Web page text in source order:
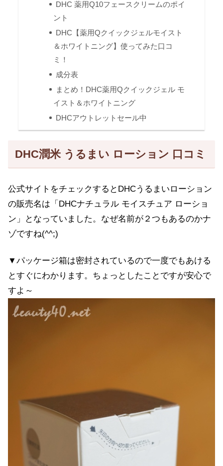
DHC 薬用Q10フェースクリームのポイ
ント
DHC【薬用Qクイックジェルモイスト
＆ホワイトニング】使ってみた口コ
ミ！
成分表
まとめ！DHC薬用Qクイックジェル モ
イスト＆ホワイトニング
DHCアウトレットセール中
DHC潤米 うるまい ローション 口コミ
公式サイトをチェックするとDHCうるまいローション
の販売名は「DHCナチュラル モイスチュア ローショ
ン」となっていました。なぜ名前が２つもあるのかナ
ゾですね(^^;)
▼パッケージ箱は密封されているので一度でもあける
とすぐにわかります。ちょっとしたことですが安心で
すよ～